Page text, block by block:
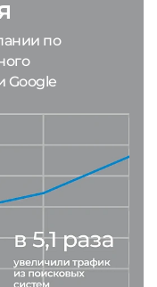
по
Google